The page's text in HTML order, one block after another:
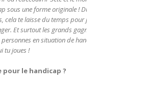
sous une forme originale ! Du 4 au
cela te laisse du temps pour jouer
Et surtout les grands gagnants
en situation de handicap
tu joues !
pour le handicap ?